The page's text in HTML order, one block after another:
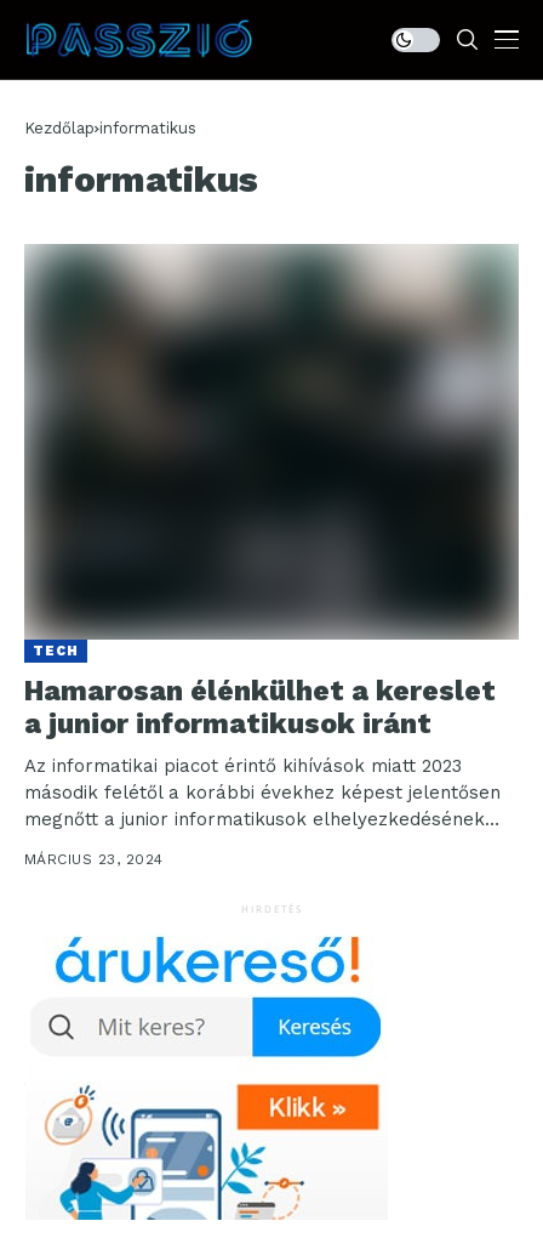
Kezdőlap informatikus
informatikus
TECH
Hamarosan élénkülhet a kereslet
a junior informatikusok iránt
Az informatikai piacot érintő kihívások miatt 2023
második felétől a korábbi évekhez képest jelentősen
megnőtt a junior informatikusok elhelyezkedésének
időtartama Magyarországon: míg 2022-ig...
MÁRCIUS 23, 2024
HIRDETÉS